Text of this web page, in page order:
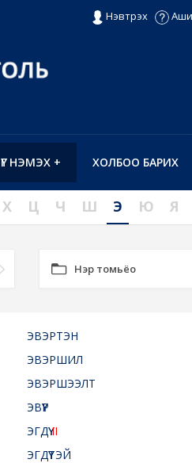
Нэвтрэх
ХОЛБОО БАРИХ
ҮГ НЭМЭХ +
Х Ц Ч Ш Э Ю Я
Нэр томьёо
ЭВЭРТЭН
ЭВЭРШИЛ
ЭВЭРШЭЭЛТ
ЭВҮҮР
ЭГДҮҮII
ЭГДҮҮТЭЙ